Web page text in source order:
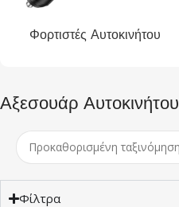
Φορτιστές Αυτοκινήτου
Αξεσουάρ Αυτοκινήτου
Φίλτρα